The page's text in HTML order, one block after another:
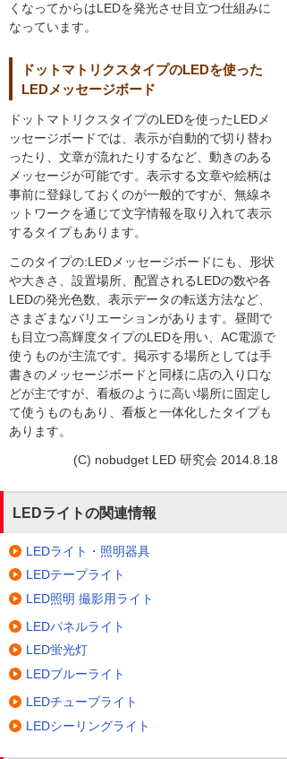
くなってからはLEDを発光させ目立つ仕組みに
なっています。
ドットマトリクスタイプのLEDを使った
LEDメッセージボード
ドットマトリクスタイプのLEDを使ったLEDメ
ッセージボードでは、表示が自動的で切り替わ
ったり、文章が流れたりするなど、動きのある
メッセージが可能です。表示する文章や絵柄は
事前に登録しておくのが一般的ですが、無線ネ
ットワークを通じて文字情報を取り入れて表示
するタイプもあります。
このタイプの:LEDメッセージボードにも、形状
や大きさ、設置場所、配置されるLEDの数や各
LEDの発光色数、表示データの転送方法など、
さまざまなバリエーションがあります。昼間で
も目立つ高輝度タイプのLEDを用い、AC電源で
使うものが主流です。掲示する場所としては手
書きのメッセージボードと同様に店の入り口な
どが主ですが、看板のように高い場所に固定し
て使うものもあり、看板と一体化したタイプも
あります。
(C) nobudget LED 研究会 2014.8.18
LEDライトの関連情報
LEDライト・照明器具
LEDテープライト
LED照明 撮影用ライト
LEDパネルライト
LED蛍光灯
LEDブルーライト
LEDチューブライト
LEDシーリングライト